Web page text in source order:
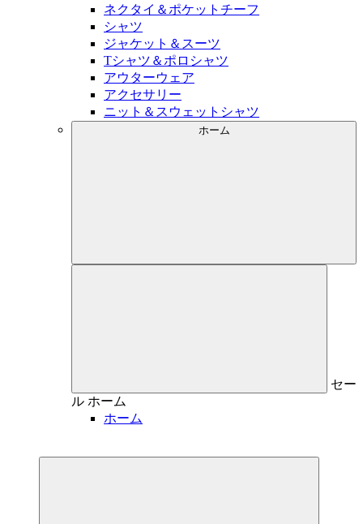
ネクタイ＆ポケットチーフ
シャツ
ジャケット＆スーツ
Tシャツ＆ポロシャツ
アウターウェア
アクセサリー
ニット＆スウェットシャツ
ホーム
セー
ル ホーム
ホーム